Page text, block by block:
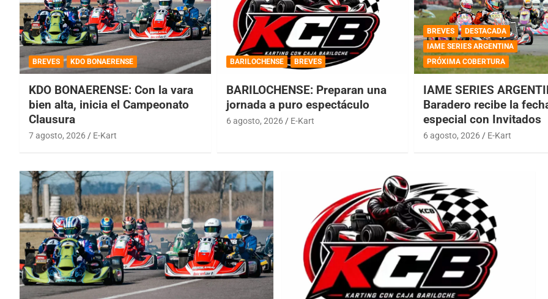
BREVES KDO BONAERENSE
KDO BONAERENSE: Con la vara
bien alta, inicia el Campeonato
Clausura
7 agosto, 2026 E-Kart
BARILOCHENSE BREVES
BARILOCHENSE: Preparan una
jornada a puro espectáculo
6 agosto, 2026 E-Kart
BREVES
DESTACADA
IAME SERIES ARGENTINA
PRÓXIMA COBERTURA
IAME SERIES
Baradero recibe la
especial con Invitados
6 agosto, 2026 E-Kart